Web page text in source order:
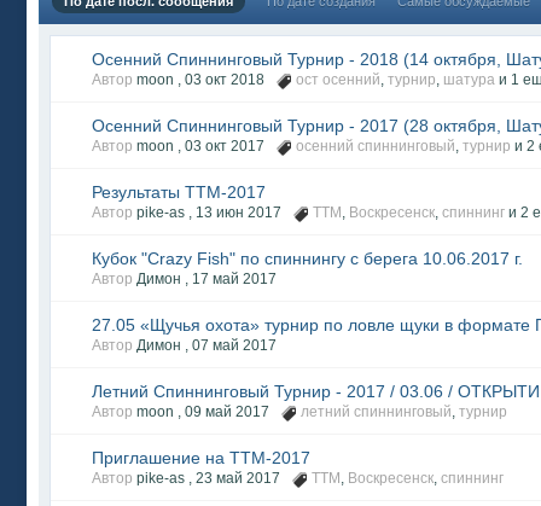
Осенний Спиннинговый Турнир - 2018 (14 октября,
Автор moon , 03 окт 2018 ост осенний, турнир, шатура и 1
Осенний Спиннинговый Турнир - 2017 (28 октября,
Автор moon , 03 окт 2017 осенний спиннинговый, турнир и 2
Результаты ТТМ-2017
Автор pike-as , 13 июн 2017 ТТМ , Воскресенск, спиннинг и 2
Кубок "Crazy Fish" по спиннингу с берега 10.06.2017 г.
Автор Димон , 17 май 2017
27.05 «Щучья охота» турнир по ловле щуки в формате
Автор Димон , 07 май 2017
Летний Спиннинговый Турнир - 2017 / 03.06 /
Автор moon , 09 май 2017 летний спиннинговый, турнир
Приглашение на ТТМ-2017
Автор pike-as , 23 май 2017 ТТМ , Воскресенск, спиннинг